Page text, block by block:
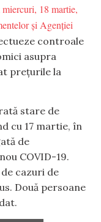
18 martie,
și Agenției
controale
asupra
prețurile la
stare de
cu 17 martie, în
de
COVID-19.
cazuri de
Două persoane